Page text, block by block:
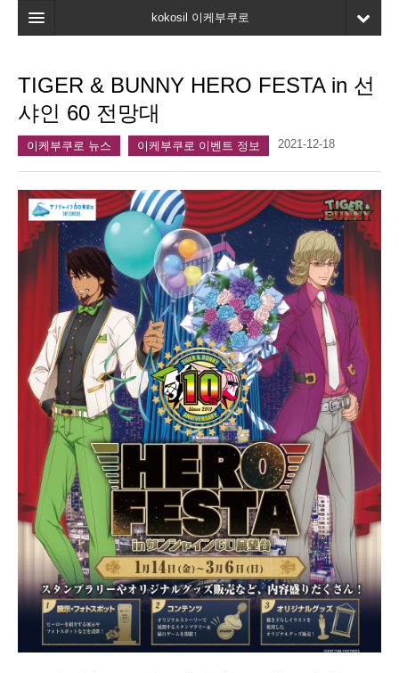
kokosil 이케부쿠로
지도
최신정보
마이페이지
즐겨찾기
TIGER & BUNNY HERO FESTA in 선
샤인 60 전망대
이케부쿠로 뉴스 이케부쿠로 이벤트 정보 2021-12-18